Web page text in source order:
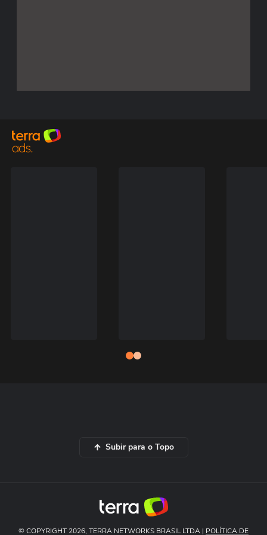
Subir para o Topo
© COPYRIGHT 2026, TERRA NETWORKS BRASIL LTDA | POLÍTICA DE